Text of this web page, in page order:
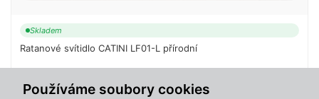
Používáme soubory cookies
Skladem
Ratanové svítidlo CATINI LF01-L přírodní
6 999 Kč